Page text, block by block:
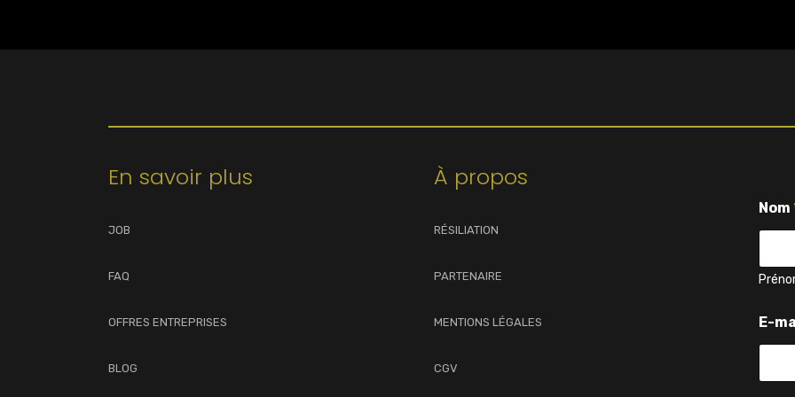
En savoir plus
JOB
FAQ
OFFRES ENTREPRISES
BLOG
À propos
RÉSILIATION
PARTENAIRE
MENTIONS LÉGALES
CGV
Nom
E-